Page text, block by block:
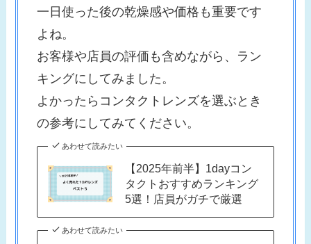
一日使った後の乾燥感や価格も重要です
よね。
お客様や店員の評価も含めながら、ラン
キングにしてみました。
よかったらコンタクトレンズを選ぶとき
の参考にしてみてください。
あわせて読みたい
【2025年前半】1dayコン
タクトおすすめランキング
5選！店員がガチで厳選
あわせて読みたい